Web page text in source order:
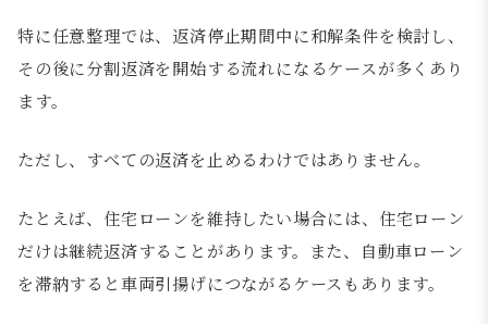
特に任意整理では、返済停止期間中に和解条件を検討し、
その後に分割返済を開始する流れになるケースが多くあり
ます。
ただし、すべての返済を止めるわけではありません。
たとえば、住宅ローンを維持したい場合には、住宅ローン
だけは継続返済することがあります。また、自動車ローン
を滞納すると車両引揚げにつながるケースもあります。